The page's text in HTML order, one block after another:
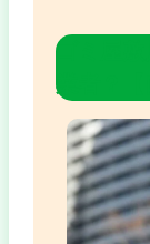
ゴミ屋敷
業者？【